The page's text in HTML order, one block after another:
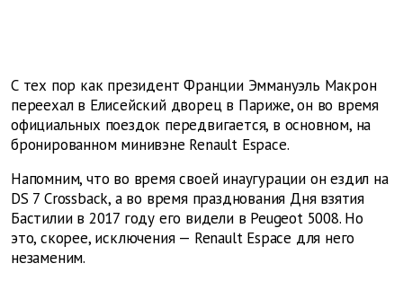
С тех пор как президент Франции Эммануэль Макрон
переехал в Елисейский дворец в Париже, он во время
официальных поездок передвигается, в основном, на
бронированном минивэне Renault Espace.
Напомним, что во время своей инаугурации он ездил на
DS 7 Crossback, а во время празднования Дня взятия
Бастилии в 2017 году его видели в Peugeot 5008. Но
это, скорее, исключения — Renault Espace для него
незаменим.